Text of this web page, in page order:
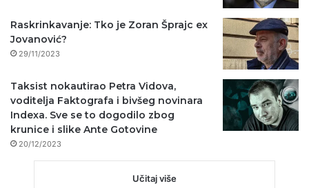
Raskrinkavanje: Tko je Zoran Šprajc ex
Jovanović?
29/11/2023
Taksist nokautirao Petra Vidova,
voditelja Faktografa i bivšeg novinara
Indexa. Sve se to dogodilo zbog
krunice i slike Ante Gotovine
20/12/2023
Učitaj više